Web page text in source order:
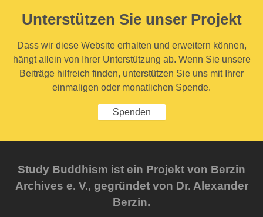
Unterstützen Sie unser Projekt
Dass wir diese Website erhalten und erweitern können,
hängt allein von Ihrer Unterstützung ab. Wenn Sie unsere
Beiträge hilfreich finden, unterstützen Sie uns mit Ihrer
einmaligen oder monatlichen Spende.
Spenden
Study Buddhism ist ein Projekt von Berzin
Archives e. V., gegründet von Dr. Alexander
Berzin.